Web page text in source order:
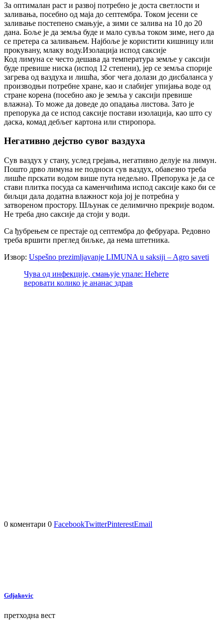
За оптималан раст и развој потребно је доста светлости и
заливања, посебно од маја до септембра. Током јесени се
заливање постепено смањује, а зими се залива на 10 до 20
дана. Боље је да земља буде и мало сувља током зиме, него да
се претера са заливањем. Најбоље је користити кишницу или
прокувану, млаку воду.Изолација испод саксије
Код лимуна се често дешава да температура земље у саксији
буде превише ниска (испод 12 степени), јер се земља спорије
загрева од ваздуха и лишћа, због чега долази до дисбаланса у
производњи потребне хране, као и слабијег упијања воде од
стране корена (посебно ако је земља у саксији превише
влажна). То може да доведе до опадања листова. Зато је
препорука да се испод саксије постави изолација, као што су
даска, комад дебљег картона или стиропора.
Негативно дејство сувог ваздуха
Сув ваздух у стану, услед грејања, негативно делује на лимун.
Пошто дрво лимуна не подноси сув ваздух, обавезно треба
лишће прскати водом више пута недељно. Препорука је да се
стави плитка посуда са каменчићима испод саксије како би се
биљци дала додатна влажност која јој је потребна у
затвореном простору. Шљунак се делимично прекрије водом.
Не треба дно саксије да стоји у води.
Са ђубрењем се престаје од септембра до фебруара. Редовно
треба вршити преглед биљке, да нема штетника.
Извор: Uspešno prezimljavanje LIMUNA u saksiji – Agro saveti
Чува од инфекције, смањује упале: Нећете
веровати колико је ананас здрав
0 коментари 0 FacebookTwitterPinterestEmail
Gdjakovic
претходна вест